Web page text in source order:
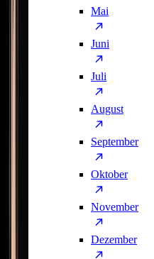
Mai
Juni
Juli
August
September
Oktober
November
Dezember